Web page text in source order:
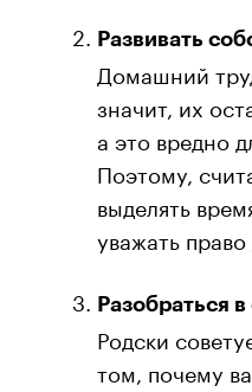
Развивать
Домашний
значит, их
а это вредно
Поэтому,
выделять
уважать право
Разобраться
Родски
том, почему